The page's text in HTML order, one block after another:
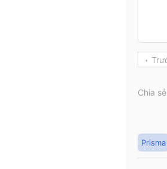
Chia
Prisma